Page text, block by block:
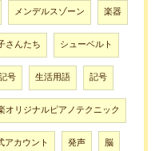
メンデルスゾーン 楽器
さんたち シューベルト
号 生活用語 記号
オリジナルピアノテクニック
アカウント 発声 脳